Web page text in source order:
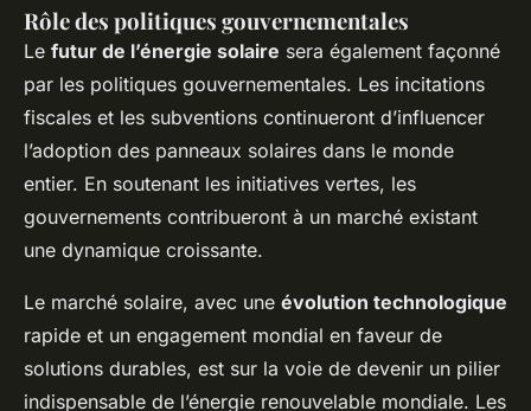
Rôle des politiques gouvernementales
Le futur de l’énergie solaire sera également façonné
par les politiques gouvernementales. Les incitations
fiscales et les subventions continueront d’influencer
l’adoption des panneaux solaires dans le monde
entier. En soutenant les initiatives vertes, les
gouvernements contribueront à un marché existant
une dynamique croissante.
Le marché solaire, avec une évolution technologique
rapide et un engagement mondial en faveur de
solutions durables, est sur la voie de devenir un pilier
indispensable de l’énergie renouvelable mondiale. Les